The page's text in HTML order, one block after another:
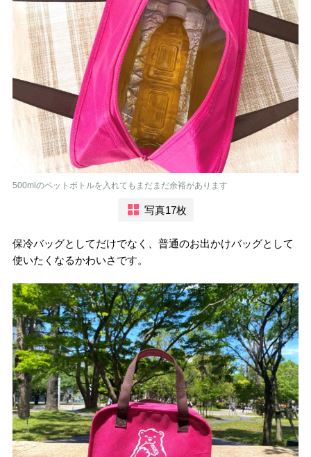
500mlのペットボトルを入れてもまだまだ余裕があります
写真17枚
保冷バッグとしてだけでなく、普通のお出かけバッグとして
使いたくなるかわいさです。